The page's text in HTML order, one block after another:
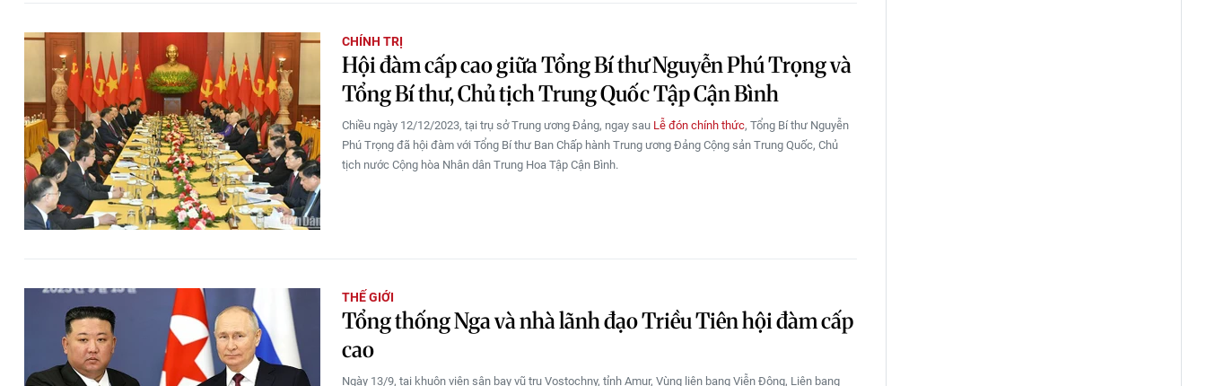
CHÍNH TRỊ
Hội đàm cấp cao giữa Tổng Bí thư Nguyễn Phú Trọng và
Tổng Bí thư, Chủ tịch Trung Quốc Tập Cận Bình
Chiều ngày 12/12/2023, tại trụ sở Trung ương Đảng, ngay sau Lễ đón chính thức, Tổng Bí thư Nguyễn
Phú Trọng đã hội đàm với Tổng Bí thư Ban Chấp hành Trung ương Đảng Cộng sản Trung Quốc, Chủ
tịch nước Cộng hòa Nhân dân Trung Hoa Tập Cận Bình.
THẾ GIỚI
Tổng thống Nga và nhà lãnh đạo Triều Tiên hội đàm cấp
cao
Ngày 13/9, tại khuôn viên sân bay vũ trụ Vostochny, tỉnh Amur, Vùng liên bang Viễn Đông, Liên bang